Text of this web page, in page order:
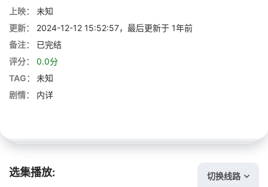
上映：
未知
更新：
2024-12-12 15:52:57，最后更新于 1年前
备注：
已完结
评分：
0.0分
TAG：
未知
剧情：
内详
选集播放: 切换线路